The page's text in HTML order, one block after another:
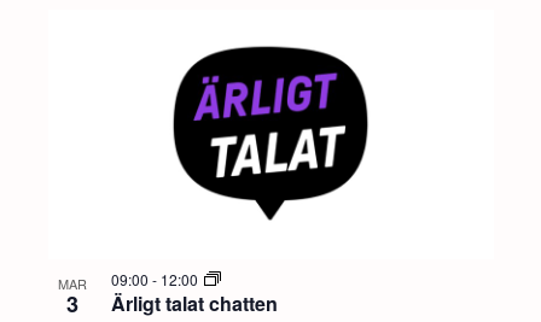
MAR
3 Ärligt talat chatten
09:00 - 12:00